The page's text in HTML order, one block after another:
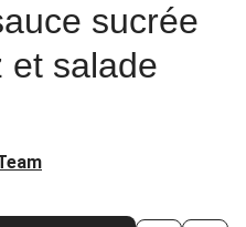
sucrée
et salade